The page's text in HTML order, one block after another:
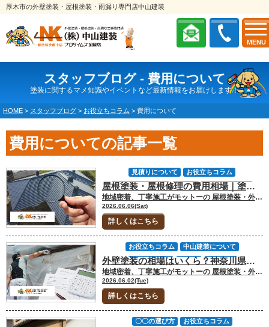
MENU
厚木市の外壁塗装・屋根塗装・雨漏り専門店中山建装
スタッフブログ - 費用について
塗装に関するマメ知識やイベントなど最新情報をお届けします！
HOME > スタッフブログ > お役立ちコラム > 費用について
費用についての記事一覧
屋根塗装・屋根修理の費用相場｜塗装・カバー工法・葺き替えの判断基準
地域密着、丁寧施工がモットーの 屋根塗装・外壁塗装専門店の中山建装です！ 代表取締役の中山です！ 屋根のメンテナンスを考え始めたとき、多くの方が最初に気になるのは「いくらかかるのか」という費用面です。しかし、屋根工事は外壁塗装と違い、普段の生活で状態を確認しにくいため、塗装で済むのか、補修が必要なのか、カバー工法や葺き替えまで検討すべきなのか判断しづらい工事です。 そのため、相場だけを見て工事を決めると、本来必要な補修を見逃したり、反対にまだ不要な大きな工事を選んでしまったりすることがあります。大切なのは、費用の安さだけでなく、現在の屋根の状態に合った工事を選ぶことです。 神奈川県内でも、大和市・厚木市・座間市・海老名市などの県央エリアでは、夏場の日差し、台風や強風雨、住宅密集地での足場条件によって屋根の劣化状況や工事費用が変わることがあります。とくに屋根は地上から見えにくいため、見積もり前の診断で屋根材、棟板金、下地、雨漏りの有無まで確認しておくことが重要です。 今回のお役立ちコラムでは「屋根塗装と屋根修理の相場」について、塗装・部分補修・カバー工法・葺き替えの費用目安と、見積もり前に知っておきたい判断基準を解説します。 [myphp file="comContactL"] 屋根塗装・屋根修理の相場と工事内容の違い 屋根工事と一口に言っても、塗装・部分補修・カバー工法・葺き替えでは工事内容も費用も大きく異なります。色あせや塗膜の劣化であれば塗装で対応できる場合がありますが、屋根材そのものが傷んでいる場合は修理や改修工事が必要です。 一般的な戸建住宅における費用目安は以下の通りです。 工事内容 費用目安 主な目的 屋根塗装 約30万〜80万円 防水性・美観・保護機能の回復 部分補修 約3万〜30万円 棟板金、割れ、浮きなどの補修 カバー工法 約80万〜200万円 既存屋根の上に新しい屋根を重ねる 葺き替え 約120万〜300万円 既存屋根を撤去して新しい屋根に交換 建物の大きさや屋根材、劣化状況、屋根の勾配、足場条件によって費用は変動します。とくに屋根工事は、同じ坪数の住宅でも屋根面積や形状によって金額が変わりやすいため、総額だけでなく工事内容の違いを見ることが大切です。 屋根塗装の相場 屋根塗装は、屋根材そのものを交換する工事ではなく、防水性能や保護機能を回復させるためのメンテナンスです。スレート屋根や金属屋根など、塗装による保護が必要な屋根材では、定期的な塗装によって劣化の進行を抑えることができます。 一般的な戸建住宅の場合、屋根塗装の相場は30万〜80万円前後が目安です。ただし、この金額には足場代が含まれているケースと含まれていないケースがあります。屋根工事は高所作業になるため、安全確保のために足場設置が必要になることがほとんどです。 外壁塗装と同時に屋根塗装を行う場合は、足場を共用できるため、別々に工事するより効率的です。反対に、外壁塗装だけを先に行い、数年後に屋根工事をする場合は、再度足場費用が発生する可能性があります。見積もりを比較する際は、屋根塗装単体の金額だけでなく、外壁との同時施工や将来的な足場費用まで含めて考えることが重要です。 ▼大和市の屋根塗装費用はこちら▼大和市で屋根塗装はいくらかかる？見積前に知っておきたい基礎知識 部分補修・棟板金修理の相場 屋根全体の工事が必要になる前段階で行われるのが部分補修です。代表的なものとして、棟板金の浮きや釘抜けの補修、コーキング補修、スレートの割れ補修、雨樋まわりの不具合調整などがあります。 部分補修の相場は数万円から30万円程度まで幅があります。劣化箇所が限定的であれば比較的低コストで対応できますが、被害範囲が広い場合や、複数箇所に不具合が出ている場合は補修費用も増加します。 とくに棟板金は、台風や強風の影響を受けやすい部分です。神奈川県央エリアでも、強風雨のあとに棟板金の浮き、釘抜け、板金のめくれが見つかることがあります。地上からは分かりにくくても、放置すると雨水が入り込み、下地の木材や防水紙を傷める原因になるため注意が必要です。 屋根の部分補修は、表面上は小さな不具合に見えても、実際には下地まで傷んでいるケースがあります。中山建装の診断では、見えている破損だけでなく、その周辺に雨水の侵入リスクがないかまで確認することが大切です。 カバー工法と葺き替えの相場 屋根材の劣化が進んでいる場合は、カバー工法や葺き替えが選択肢になります。カバー工法は、既存の屋根の上から新しい屋根材を重ねる工事です。既存屋根を撤去しないため、撤去費用や廃材処分費を抑えやすく、工期も比較的短くなりやすい特徴があります。一般的な相場は80万〜200万円前後です。 一方、葺き替えは既存屋根を撤去し、新しい屋根材に交換する工事です。下地まで確認・補修できるため、雨漏りや下地の腐食がある場合には根本的な改善につながります。ただし、撤去費用や処分費用が発生するため、相場は120万〜300万円程度と高くなる傾向があります。 カバー工法と葺き替えのどちらがよいかは、屋根材の種類と下地の状態によって変わります。既存屋根の下地が健全であればカバー工法を検討できますが、雨漏りが長く続いている場合や、野地板が傷んでいる場合は葺き替えが必要になることがあります。 また、瓦屋根など屋根材によってはカバー工法が適さないケースもあります。費用だけで「安い方」を選ぶのではなく、現在の屋根に施工できる工法かどうかを診断で確認することが重要です。 ▼葺き替え・カバーの費用比較▼大和市・厚木市｜屋根葺き替え・カバー工法の費用相場と選び方 [myphp file="comContactL"] 塗装で済む状態と修理が必要な状態の判断基準 屋根工事で最も重要なのは「どの工事を選ぶか」ではなく、「現在の屋根がどの状態にあるか」を把握することです。色あせ程度であれば塗装で対応できる場合がありますが、屋根材そのものが傷んでいる場合は塗装だけでは十分な効果が得られません。 確認したい主な症状は以下の通りです。 症状 考えられる状態 検討する工事 色あせ・塗膜劣化 防水性の低下 屋根塗装 コケ・藻の発生 水分が残りやすい状態 洗浄・塗装 棟板金の浮き 強風や経年劣化 部分補修 屋根材の割れ・欠け 屋根材の劣化 補修・カバー工法 雨漏り跡 下地や防水紙の劣化 カバー工法・葺き替え 広範囲の劣化 屋根材の寿命 カバー工法・葺き替え 大切なのは、症状の有無だけでなく、どの程度進行しているかを見ることです。軽度の劣化であれば塗装や補修で済む場合がありますが、劣化が広範囲に及んでいる場合は、塗装しても数年以内に再工事が必要になることがあります。 ▼屋根リフォームの判断基準はこちら▼座間市の屋根リフォームはどれを選ぶ？塗装・カバー・葺き替えの判断基準をプロが徹底整理 塗装で済む状態 屋根塗装で対応できるのは、屋根材そのものがまだ健全な状態の場合です。代表的な症状としては、色あせ、チョーキング、軽度のコケや藻の発生、表面的な塗膜劣化などが挙げられます。これらは塗膜の劣化によって起こるものであり、屋根材の寿命そのものが尽きているわけではありません。 とくにスレート屋根は、塗膜によって防水性を維持しているため、定期的な塗装が必要になりやすい屋根材です。塗膜が劣化すると水分を吸いやすくなり、割れや反りにつながることがあります。 金属屋根の場合は、サビが広がる前の塗装が重要です。軽度のサビであればケレン作業や下地処理を行ったうえで塗装できる場合がありますが、穴あきや腐食が進んでいる場合は塗装だけでは対応できません。 ガルバリウム鋼板は耐久性が高い屋根材ですが、まったくメンテナンス不要ではありません。傷やもらいサビが発生することもあるため、定期的な点検で状態を確認しておくと安心です。 カバー工法や葺き替えを検討する状態 屋根材の劣化が進んでいる場合は、塗装だけでは対応できません。スレートの割れが多発している場合、屋根材の反りが目立つ場合、棟板金の下地が傷んでいる場合、雨漏りが発生している場合は、カバー工法や葺き替えを検討する段階です。 塗装はあくまで屋根材の表面を保護する工事です。屋根材自体が割れていたり、防水紙や野地板まで傷んでいたりする場合、塗料を塗っても根本的な解決にはなりません。 カバー工法は、既存屋根を活かしながら新しい屋根材を重ねるため、下地の状態が良好であれば有力な選択肢になります。一方で、雨漏りが進行している場合や、下地の腐食が疑われる場合は、既存屋根を撤去して内部を確認できる葺き替えの方が適していることがあります。 工事費用だけを見ると塗装が魅力的に感じられます。しかし、状態に合わない工事を選ぶと、結果的に再工事が必要になり、総額が高くなる可能性があります。見積もり前には、屋根材の表面だけでなく、下地や雨漏りリスクまで確認することが大切です。 屋根だけ後回しにしない方が良い理由 屋根工事を検討する際に見落とされやすいのが足場費用です。屋根塗装や屋根修理では高所作業のため足場が必要になりますが、この足場は外壁塗装でも共通して使用します。 屋根だけを後回しにすると、外壁塗装の数年後に再び足場を組むことになり、余分な費用が発生する場合があります。外壁塗装を検討するタイミングは、屋根の状態も一緒に確認する良い機会です。 屋根材ごとに、注意したいポイントも異なります。 屋根材 注意したい劣化 判断のポイント スレート屋根 色あせ、割れ、反り 塗装かカバー工法かを診断 金属屋根 サビ、浮き、穴あき サビの進行度を確認 トタン屋根 サビ、腐食、穴あき 塗装で済むか交換が必要か確認 ガルバリウム鋼板 傷、もらいサビ 定期点検で早期対応 瓦屋根 ズレ、割れ、漆喰劣化 塗装ではなく補修や葺き直しを検討 屋根は地上から状態を確認しにくいため「まだ大丈夫だろう」と後回しにされがちです。しかし、屋根の劣化は雨漏りにつながると、室内の天井、断熱材、柱や梁などにも影響することがあります。 中山建装へ相談する際も、外壁だけでなく屋根、棟板金、雨樋、軒天、破風板まで建物全体で確認することで、今必要な工事と将来的に必要になりそうな工事を整理しやすくなります。足場費用や今後のメンテナンス計画を考えると、屋根と外壁を別々に考えるのではなく、建物全体として判断することが無駄な出費を防ぐポイントです。 ▼屋根と外壁の同時施工はこちら▼屋根と外壁は一緒が得？大和市で同時施工がおすすめな家 FAQ｜屋根塗装・屋根修理の相場に関するよくある質問 屋根塗装と屋根修理はどちらを選べばよいですか？ 屋根材そのものが健全で、色あせや軽度のコケ、塗膜劣化が中心であれば屋根塗装で対応できる場合があります。一方、割れ、反り、棟板金の浮き、雨漏り跡がある場合は補修やカバー工法、葺き替えが必要になることがあります。まずは屋根の状態を診断して判断することが大切です。 屋根塗装の見積もりで確認すべき項目は何ですか？ 足場代、洗浄、下地処理、塗料名、塗装回数、屋根面積、棟板金やひび割れ補修の有無を確認しましょう。「屋根塗装一式」だけでは工事内容が分かりにくいため、どの範囲をどの材料で施工するのか、見積書に明記されているかが重要です。 カバー工法と葺き替えはどちらが安いですか？ 一般的には、既存屋根を撤去しないカバー工法の方が葺き替えより費用を抑えやすい傾向があります。ただし、下地が傷んでいる場合や雨漏りが進行している場合は、葺き替えが必要になることがあります。安さだけでなく、既存屋根の状態に合っているかを確認しましょう。 外壁塗装と屋根工事は同時にした方がよいですか？ 屋根と外壁を同時に施工すると、足場を共用できるため、別々に工事するより費用面で効率的な場合があります。屋根だけ後回しにすると、数年後に再び足場費用がかかる可能性があります。外壁塗装を検討するタイミングで屋根も点検しておくと、無駄な出費を防ぎやすくなります。 屋根塗装・屋根修理の費用判断は中山建装へご相談ください 屋根塗装や屋根修理の相場は、工事内容によって30万円台から300万円前後まで大きく変わります。ただし、費用だけで判断すると必要な工事を見落とすことがあります。 中山建装では、屋根材の状態、棟板金、下地、雨漏りリスクまで確認し、塗装で済むのか、補修や改修が必要なのかを分かりやすくご説明します。問い合わせフォームからのお問い合わせ、メール、電話でのご相談、ショールームへの来店にて、屋根工事の相場や見積もり前の不安をご相談ください。 [myphp file="comContactL"] ▼合わせてチェック▼中山建装の施工事例 中山建装塗装専門ショールーム 厚木店 中山建装塗装専門ショールーム 大和店 中山建装の無料屋根外壁診断
2026.06.06(Sat)
詳しくはこちら
見積りについて
お役立ちコラム
塗装工事について
雨漏り
屋根カバー工事
屋根張り替え工事
屋根塗装
塗装のタイミング
リフォーム工事
屋根改修
劣化症状について
神奈川県
厚木市 大和市 座間市
海老名市
相模原市
愛川町 横浜市
中山建装について
雨漏り診断
外装劣化診断 雨漏り119
外壁塗装の相場はいくら？神奈川県で見積もり前に知りたい費用の内訳と適正価格
地域密着、丁寧施工がモットーの 屋根塗装・外壁塗装専門店の中山建装です！ 代表取締役の中山です！ 外壁塗装を検討し始めると「結局いくらかかるのか分からない」と感じる方は少なくありません。インターネットで相場を調べても金額に幅があり、自宅の場合は高いのか安いのか判断しづらいのが実情です。 外壁塗装の費用は、建物の大きさだけで決まるわけではありません。外壁の劣化状況、シーリングやひび割れの補修内容、使用する塗料、屋根や付帯部を同時に施工するか、保証内容によって大きく変わります。 とくに神奈川県内でも、大和市・厚木市・座間市・海老名市のような県央エリアでは、住宅密集地、道路幅、隣家との距離、築年数によって足場や作業性に差が出ることがあります。そのため、相場だけを見て判断すると、必要な工事が含まれている見積もりを「高い」と誤解してしまう可能性があります。 今回のお役立ちコラムでは「外壁塗装相場」について、費用の内訳、価格差が出る理由、見積もり前に確認したいポイントを解説します。 [myphp file="comContactL"] 外壁塗装の相場と費用が変わる主な要因 外壁塗装の相場は建物ごとに異なりますが、一般的な戸建住宅では80万円〜150万円前後がひとつの目安になります。ただし、この金額はあくまで参考です。建物の大きさ、外壁材の種類、劣化の進行度、選ぶ塗料、施工範囲によって見積額は大きく変動します。 同じ30坪前後の住宅でも、外壁面積が広い建物、凹凸の多い建物、ベランダや出窓が多い建物では施工面積が増えます。また、ひび割れやシーリングの傷みが多い場合は、塗装前の補修費用も必要です。 まずは一般的な費用目安を確認してみましょう。 延床面積の目安 外壁塗装の相場 30坪前後 約80万〜120万円 40坪前後 約100万〜140万円 50坪前後 約120万〜160万円 この金額には、足場、高圧洗浄、外壁塗装、養生、付帯部の一部塗装などが含まれることが一般的です。ただし、シーリング全面打ち替え、外壁の大きな補修、屋根塗装、屋根カバー工法、防水工事などを同時に行う場合は、相場より高くなることがあります。 大切なのは、総額だけで高い・安いを判断しないことです。なぜその金額になるのか、どの工事が含まれているのかを確認することで、適正価格が見えやすくなります。 外壁塗装の相場は建物条件によって大きく変わる 外壁塗装の費用は坪数だけで決まるものではありません。同じ延床面積でも、外壁の形状や施工環境によって費用は変わります。たとえば、外壁に凹凸が多い住宅、3階建て住宅、隣家との距離が近い住宅では、足場の組み方や作業時間に影響が出ることがあります。 神奈川県の県央エリアでは、道路幅が限られている住宅地や、隣地境界が近い住宅も少なくありません。足場材の搬入経路が狭い場合や、作業スペースを確保しにくい場合は、同じ坪数でも作業条件が変わります。 また、築年数が経過している住宅では、外壁の色あせだけでなく、シーリングの割れ、サッシまわりのすき間、外壁のひび割れ、雨樋や破風板の傷みが見つかることがあります。中山建装のように外壁だけでなく、屋根や雨漏りのリスクまで確認する診断では、塗装前に必要な補修が明確になりやすくなります。 見積もりが相場より高い場合でも、必要な補修や付帯部の施工が含まれていれば、不適正とは限りません。反対に、安く見える見積もりでも、必要な補修が抜けている場合は注意が必要です。 見積もり金額が変わる費用項目 外壁塗装の見積もりは、複数の工事項目で構成されています。とくに金額への影響が大きいのは、足場工事、下地補修、シーリング工事、塗料の種類、付帯部塗装です。 項目 費用への影響 確認したいポイント 足場工事 大 建物形状、敷地条件、道路幅 高圧洗浄 中 外壁や屋根の汚れ、コケ、カビ 下地補修 大 ひび割れ、欠損、浮き、雨漏り跡 シーリング工事 中〜大 打ち替えか増し打ちか、施工範囲 塗料グレード 大 耐用年数、機能、メーカー名 付帯部塗装 中 雨樋、破風板、軒天、水切りなど とくに下地補修は、建物の状態によって大きく変わります。劣化が少なければ最低限で済みますが、ひび割れやシーリングの傷みが多い場合は補修費用が増えます。 また、外壁塗装と屋根塗装を同時に行う場合、総額は上がります。しかし、足場を一度で済ませられるため、別々に工事するより結果的に効率がよいケースもあります。屋根の劣化が進んでいる場合は、外壁だけを塗装しても数年後に再び足場が必要になることがあるため、診断時に屋根の状態も確認しておくことが大切です。 ▼見積書の見方も確認▼外壁塗装の見積書の見方｜大和市で金額差が出る理由 塗料グレードと保証で価格差が出る理由 外壁塗装の費用差が大きくなる要因のひとつが塗料です。一般的にはシリコン塗料、フッ素塗料、無機塗料などが使われますが、耐久性が高い塗料ほど価格も高くなる傾向があります。 ただし、高価な塗料が必ずしもすべての住宅に最適とは限りません。今後どのくらい住み続ける予定か、次回メンテナンスまでの期間をどう考えるか、屋根やシーリングの状態はどうかによって、選ぶべき塗料は変わります。 たとえば、10年前後を目安に再塗装を考えるならシリコン系、できるだけ長く美観や防水性を保ちたいならフッ素系や無機系を検討するなど、住まい方に合わせた判断が必要です。 保証内容も価格差に関わります。保証年数だけでなく、どの部位が保証対象なのか、塗膜の剥がれだけなのか、施工後の点検体制があるのかを確認しましょう。保証が長く見えても、対象範囲が曖昧な場合は安心材料として不十分です。 相場を判断する際は、塗料名、施工面積、塗装回数、保証範囲まで含めて比較することが重要です。 ▼保証の見方はこちら▼厚木市で外壁塗装をする前に知りたい保証の基礎知識｜年数より重要なチェック項目 見積書で確認すべきポイントと安すぎる見積もりの注意点 外壁塗装の相場を理解しても、実際に見積もりを受け取ると「この金額が適正なのか分からない」と感じる方は多くいます。外壁塗装は商品を購入するのとは違い、工事内容によって品質や耐久性が変わるため、単純な価格比較だけでは判断できません。 見積書では、以下のような点を確認しておくことが大切です。 ・塗料の商品名やメーカー名が記載されているか・下塗り・中塗り・上塗りの回数が明記されているか・施工面積が㎡単位で記載されているか・シーリング工事の内容が分かるか・下地補修の範囲が明確になっているか・付帯部塗装の範囲が記載されているか・保証内容や保証期間が明記されているか これらが曖昧な場合、他社と正確に比較することができません。見積書は金額を見るためだけではなく、どのような工事が行われるのかを確認する資料として活用することが重要です。 見積書で確認したい項目 外壁塗装の見積書でとくに注意したいのが「一式」という表記です。 「外壁塗装工事一式」とだけ書かれている場合、どの塗料を使うのか、何回塗るのか、施工面積はどれくらいなのか、補修工事が含まれているのかが分かりません。これでは他社との比較が難しくなります。 また、塗料についても「シリコン塗料」だけではなく、具体的な商品名まで記載されているかを確認しましょう。同じシリコン塗料でも、メーカーや商品によって性能や耐久性は異なります。 シーリング工事も重要です。外壁材の継ぎ目やサッシまわりのシーリングは、防水性に関わる部分です。打ち替えなのか、増し打ちなのか、どの範囲まで施工するのかによって費用も耐久性も変わります。 中山建装へ相談する場合も、見積もり前の診断で「どこが傷んでいるのか」「なぜ補修が必要なのか」を写真や説明とあわせて確認しておくと、見積書の内容を理解しやすくなります。 安すぎる見積もりに注意する理由 外壁塗装の見積もりを比較した際、極端に安い業者があると魅力的に感じるかもしれません。しかし、相場より大幅に安い場合は注意が必要です。なぜなら、どこかの工程を削減しなければ大きく費用を下げることは難しいからです。 たとえば、高圧洗浄を簡略化する、下地補修を最低限にする、塗装回数を減らす、付帯部を含めない、安価な塗料に変更するなどの方法で見積額を下げているケースがあります。また、契約後に追加工事として費用が発生する場合もあります。 もちろん、安い見積もりがすべて問題というわけではありません。企業努力や施工範囲の違いによって価格差が出ることもあります。ただし、安さの理由が説明されない見積もりは慎重に確認した方が安心です。 外壁塗装は完成直後では品質の差が分かりにくく、数年後に初めて差が出る工事です。価格だけで判断するのではなく、診断内容、見積書の明確さ、保証、施工後の点検体制まで含めて判断しましょう。 ▼コミコミ価格の内訳も確認▼外壁塗装の費用がまるわかり！コミコミ価格の内訳と注意点をプロが解説 相場だけで判断しないために 外壁塗装の相場は判断材料として役立ちますが、最終的な費用は建物の状態によって変わります。同じ坪数の住宅でも、ひび割れやシーリング劣化が多い場合、屋根や付帯部の傷みが進んでいる場合は、相場より高くなることがあります。 一方で、相場より安い見積もりでも、必要な工事が省かれていなければ適正な場合もあります。大切なのは、金額そのものではなく「なぜその金額なのか」を説明できる見積もりかどうかです。 大和市・厚木市・座間市・海老名市など神奈川県央エリアで外壁塗装を検討する場合は、地域の住宅事情や施工条件も踏まえて判断することが大切です。隣家との距離、足場の組みやすさ、築年数、外壁材、屋根の状態まで確認することで、自宅に合った適正価格が見えやすくなります。 外壁塗装は、安く済ませることだけが目的ではありません。住まいを長く守るために、必要な工事を適切な内容で行うことが重要です。 ▼足場費用の注意点はこちら▼【最新版】足場法改正で高騰する費用と外壁塗装・屋根工事への影響とは [myphp file="comContactL"] FAQ｜外壁塗装の相場に関するよくある質問 Q.外壁塗装の相場より高い見積もりは断った方がいいですか？ 相場より高い見積もりでも、必ずしも不適正とは限りません。下地補修、シーリング全面打ち替え、屋根塗装、付帯部塗装、防水工事などが含まれている場合は、総額が高くなることがあります。まずは内訳を確認し、なぜその費用が必要なのか説明を受けることが大切です。 Q.外壁塗装の見積もりで「一式」と書かれている場合は注意が必要ですか？ 注意が必要です。「一式」だけでは、使用する塗料、施工面積、塗装回数、補修範囲が分かりません。他社と比較するためにも、塗料名、㎡数、工程、シーリング工事、保証内容が明記されているか確認しましょう。内容が曖昧な場合は、契約前に詳しい説明を求めることをおすすめします。 Q.神奈川県で外壁塗装の費用が変わりやすい理由は何ですか？ 建物の大きさだけでなく、住宅密集地での足場条件、道路幅、隣家との距離、外壁や屋根の劣化状況によって費用が変わります。大和市・厚木市・座間市・海老名市などでも、築年数や建物形状によって施工内容が変わるため、現地診断を受けたうえで判断することが大切です。 Q.安い外壁塗装業者を選んでも問題ありませんか？ 安いこと自体が悪いわけではありません。ただし、極端に安い場合は、下地補修、塗装回数、シーリング工事、保証内容が十分か確認する必要があります。外壁塗装は数年後に差が出やすい工事なので、価格だけでなく、診断内容と見積書の明確さを基準に選びましょう。 神奈川県で外壁塗装の相場に迷ったら中山建装へご相談ください 外壁塗装の相場は80万円〜150万円前後が目安ですが、実際の費用は建物の状態、補修範囲、塗料、保証内容によって変わります。ただし、相場だけで判断すると必要な補修を見落とすことがあります。 中山建装では、外壁だけでなく屋根や付帯部の状態も確認し、必要な工事内容を分かりやすくご説明します。問い合わせフォームからのお問い合わせ、メール、電話でのご相談、ショールームへの来店にて、見積もり前の不安や費用の疑問をお気軽にご相談ください。 [myphp file="comContactL"] ▼合わせてチェック▼ 中山建装の施工事例 中山建装塗装専門ショールーム 厚木店 中山建装塗装専門ショールーム 大和店 中山建装の施工事例
2026.06.02(Tue)
詳しくはこちら
お役立ちコラム
中山建装について
保証について
厚木市
地域情報
塗装のタイミング
塗装工事について
塗装費用について
大和市
座間市
相模原市
神奈川県
見積りについて
〇〇の選び方
お役立ちコラム